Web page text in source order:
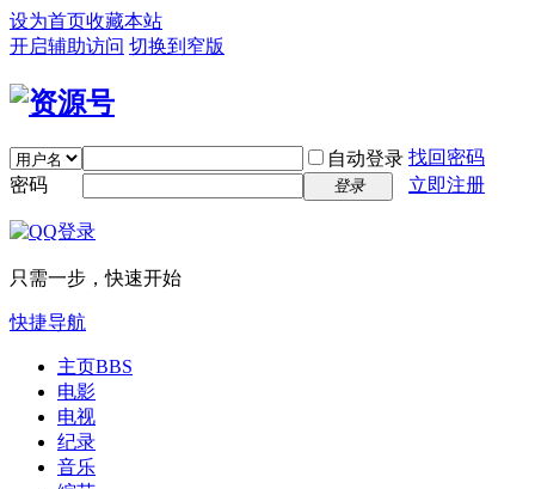
设为首页收藏本站
开启辅助访问 切换到窄版
自动登录 找回密码
密码
登录 立即注册
只需一步，快速开始
快捷导航
主页BBS
电影
电视
纪录
音乐